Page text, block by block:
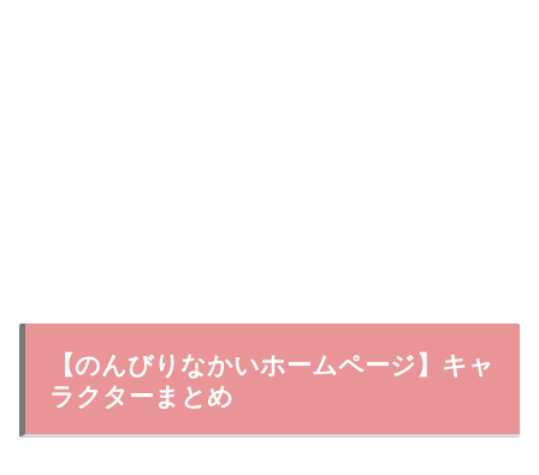
【のんびりなかいホームページ】キャ
ラクターまとめ